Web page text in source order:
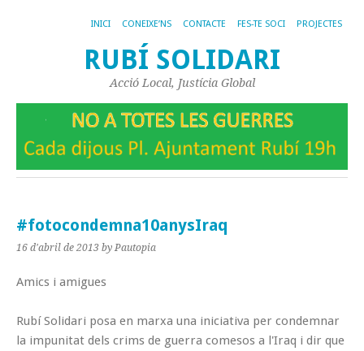
INICI CONEIXE’NS CONTACTE FES-TE SOCI PROJECTES
RUBÍ SOLIDARI
Acció Local, Justícia Global
#fotocondemna10anysIraq
16 d'abril de 2013 by Pautopia
Amics i amigues
Rubí Solidari posa en marxa una iniciativa per condemnar
la impunitat dels crims de guerra comesos a l'Iraq i dir que